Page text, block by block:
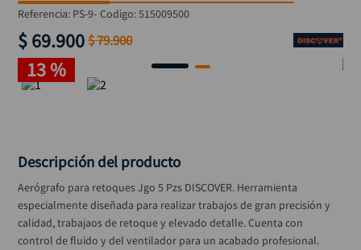
Referencia: PS-9- Codigo:515009500
$69.900 $79.900
13 %
Descripción del producto
Aerógrafo para retoques Jgo 5 Pzs DISCOVER. Herramienta
especialmente diseñada para realizar trabajos de gran precisión y
calidad, trabajaos de retoque y elevado detalle. Cuenta con
control de fluido y del ventilador para un acabado profesional.
sierra circular
ruteadora
broca
taladro inalámbrico
llave